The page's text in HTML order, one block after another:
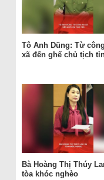
Tô Anh Dũng: Từ
xã đến ghế chủ tịch
Bà Hoàng Thị Thúy
tòa khóc nghèo